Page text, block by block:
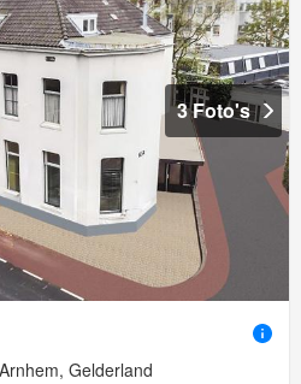
3 Foto's
Gelderland